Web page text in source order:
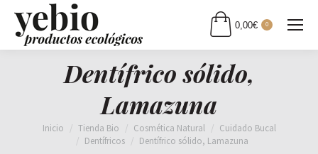
0,00€ 0
Dentífrico sólido,
Lamazuna
Estás aquí:
Inicio Tienda Bio Cosmética Natural
Cuidado Bucal
Dentífricos
Dentífrico sólido, Lamazuna